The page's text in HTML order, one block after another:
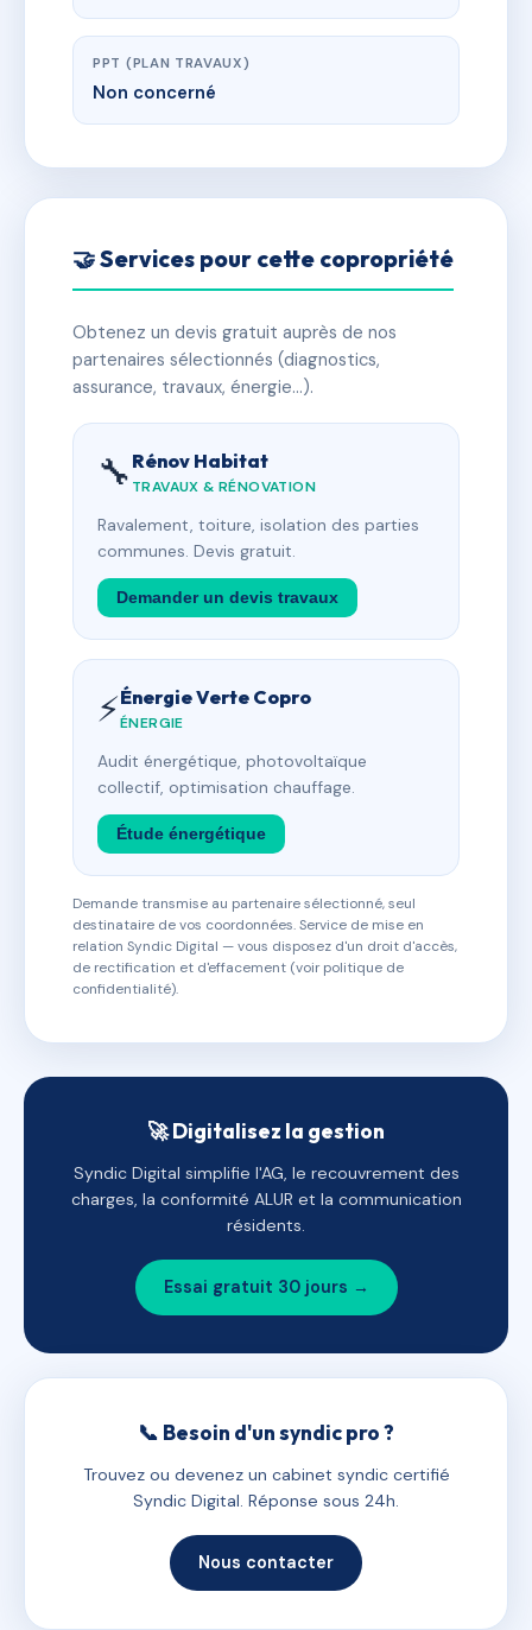
PPT (PLAN TRAVAUX)
Non concerné
🤝 Services pour cette copropriété
Obtenez un devis gratuit auprès de nos
partenaires sélectionnés (diagnostics,
assurance, travaux, énergie…).
🔧 Rénov Habitat
TRAVAUX & RÉNOVATION
Ravalement, toiture, isolation des parties
communes. Devis gratuit.
Demander un devis travaux
⚡Énergie Verte Copro
ÉNERGIE
Audit énergétique, photovoltaïque
collectif, optimisation chauffage.
Étude énergétique
Demande transmise au partenaire sélectionné, seul
destinataire de vos coordonnées. Service de mise en
relation Syndic Digital — vous disposez d'un droit d'accès,
de rectification et d'effacement (voir politique de
confidentialité).
🚀 Digitalisez la gestion
Syndic Digital simplifie l'AG, le recouvrement des
charges, la conformité ALUR et la communication
résidents.
Essai gratuit 30 jours →
📞 Besoin d'un syndic pro ?
Trouvez ou devenez un cabinet syndic certifié
Syndic Digital. Réponse sous 24h.
Nous contacter